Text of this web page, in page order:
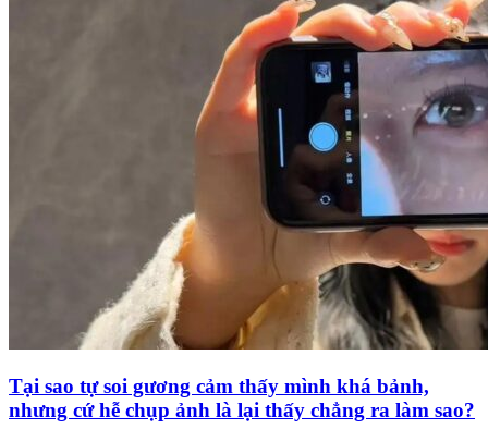
Tại sao tự soi gương cảm thấy mình khá bảnh,
nhưng cứ hễ chụp ảnh là lại thấy chẳng ra làm sao?